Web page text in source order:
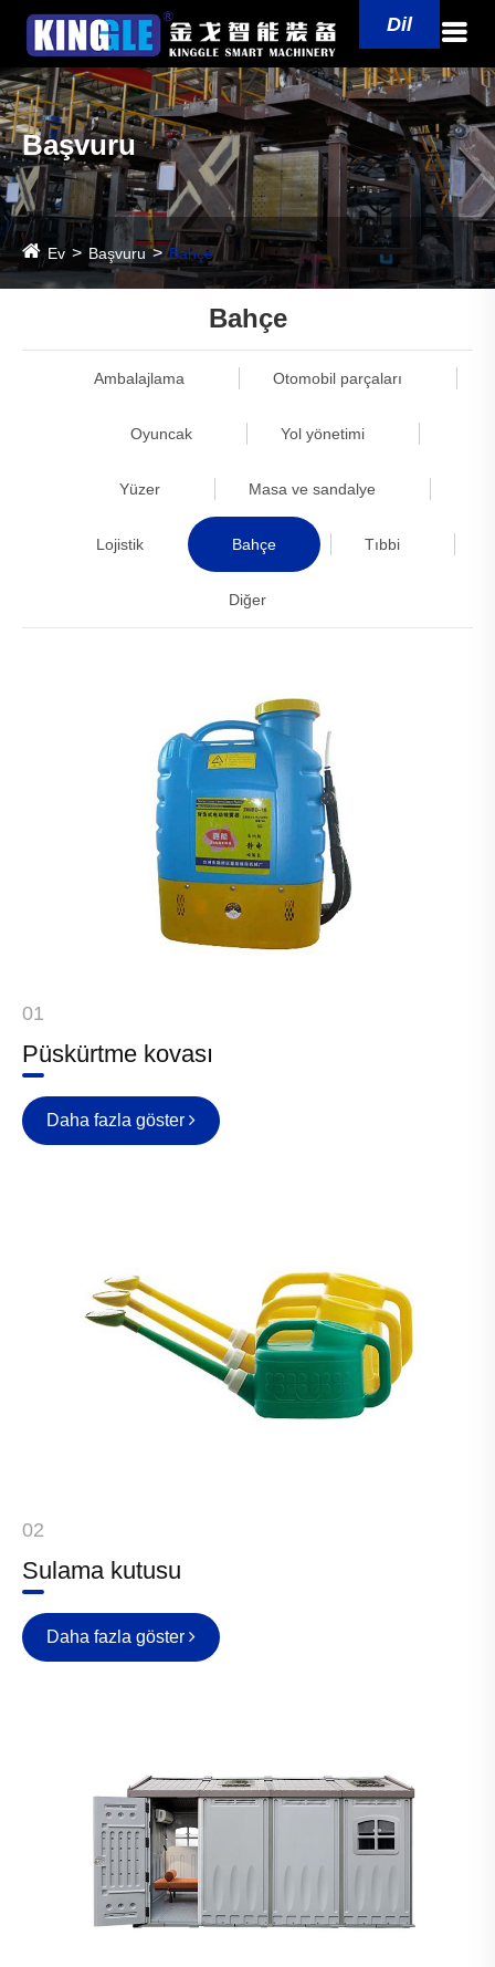
Dil
Başvuru
Ev Başvuru Bahçe
Bahçe
Ambalajlama Otomobil parçaları
Oyuncak Yol yönetimi
Yüzer Masa ve sandalye
Lojistik Bahçe Tıbbi
Diğer
01
Püskürtme kovası
Daha fazla göster
02
Sulama kutusu
Daha fazla göster